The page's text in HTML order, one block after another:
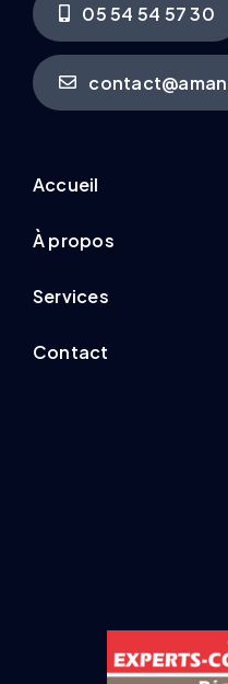
05 54 54 57 30
Accueil
À propos
Services
Contact